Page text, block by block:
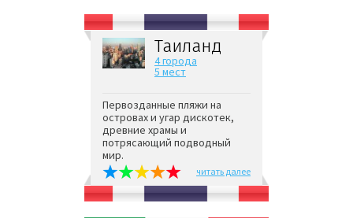
Таиланд
4 города
5 мест
Первозданные пляжи на
островах и угар дискотек,
древние храмы и
потрясающий подводный
мир.
читать далее